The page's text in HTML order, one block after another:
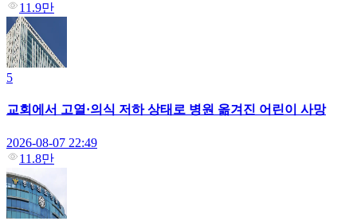
11.9만
5
교회에서 고열·의식 저하 상태로 병원 옮겨진 어린이 사망
2026-08-07 22:49
11.8만